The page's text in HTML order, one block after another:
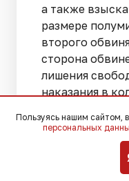
а также
размере
второго
сторона
лишения
наказания в
Прокуратура
общественной
особенно
Пользуясь нашим сайтом,
персональных